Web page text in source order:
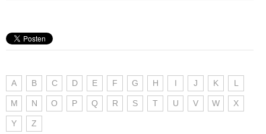
A B C D E F G H I J K L
M N O P Q R S T U V W X
Y Z